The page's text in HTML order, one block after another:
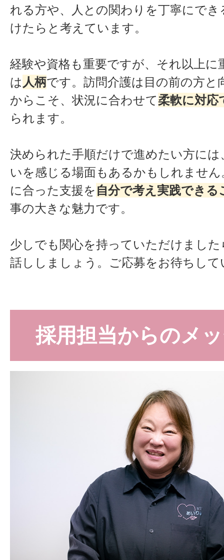
れる方や、人との関わりを丁寧にでき
けたらと考えています。
経験や資格も重要ですが、それ以上に
は 人柄です。訪問介護は目の前の方と
からこそ、状況に合わせて柔軟に対応
られます。
決められた手順だけで進めたい方に
いを感じる場面もあるかもしれませ
に合った支援を 自分で考え実践できる
事の大きな魅力です。
少しでも関心を持っていただけまし
話ししましょう。ご応募をお待ちして
採用担当からのメ